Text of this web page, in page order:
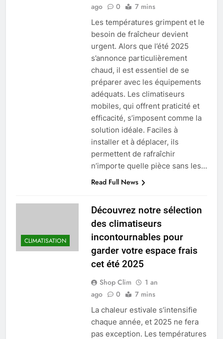
ago
0 7 mins
Les températures grimpent et le
besoin de fraîcheur devient
urgent. Alors que l’été 2025
s’annonce particulièrement
chaud, il est essentiel de se
préparer avec les équipements
adéquats. Les climatiseurs
mobiles, qui offrent praticité et
efficacité, s’imposent comme la
solution idéale. Faciles à
installer et à déplacer, ils
permettent de rafraîchir
n’importe quelle pièce sans les…
Read Full News
CLIMATISATION
Découvrez notre sélection
des climatiseurs
incontournables pour
garder votre espace frais
cet été 2025
Shop Clim
1 an
ago
0 7 mins
La chaleur estivale s’intensifie
chaque année, et 2025 ne fera
pas exception. Les températures